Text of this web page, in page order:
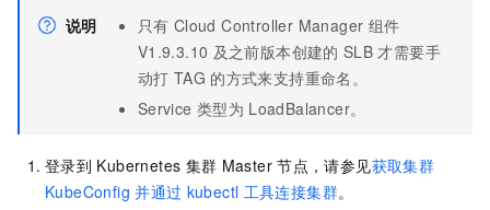
说明 只有 Cloud Controller Manager 组件
V1.9.3.10 及之前版本创建的 SLB 才需要手
动打 TAG 的方式来支持重命名。
Service 类型为 LoadBalancer。
登录到 Kubernetes 集群 Master 节点，请参见获取集群
KubeConfig 并通过 kubectl 工具连接集群。